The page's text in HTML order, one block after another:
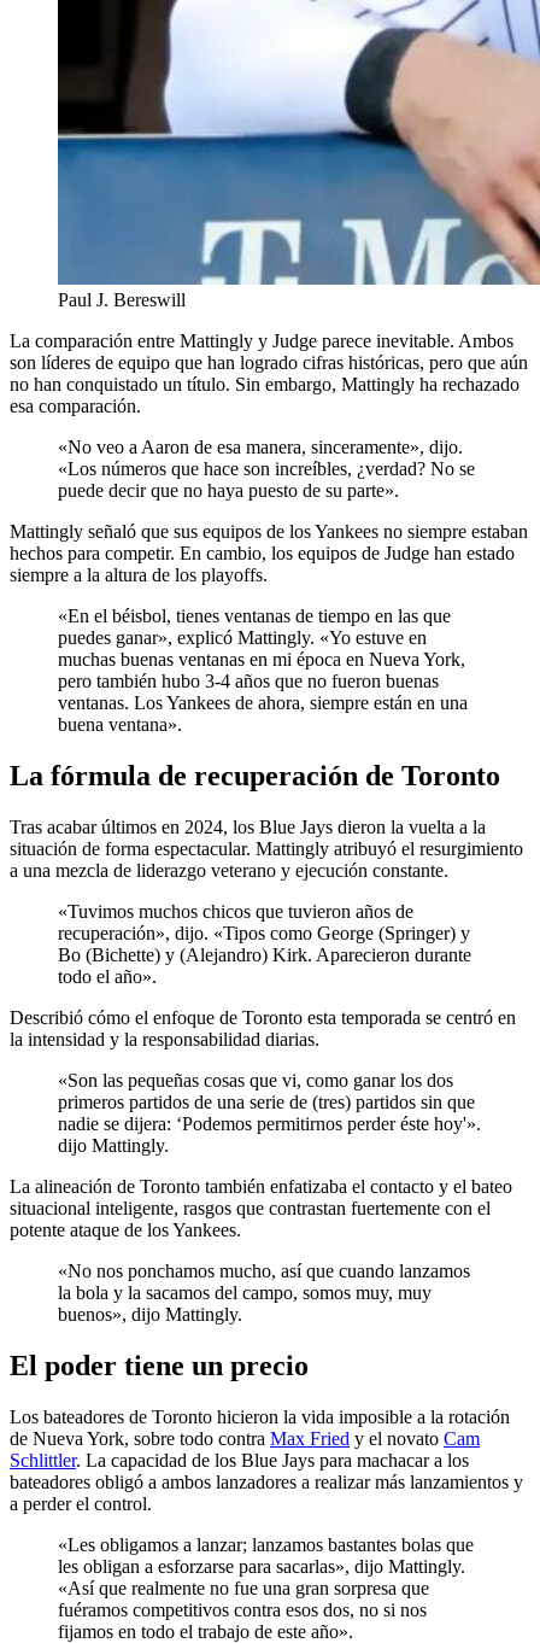
Paul J. Bereswill
La comparación entre Mattingly y Judge parece inevitable. Ambos
son líderes de equipo que han logrado cifras históricas, pero que aún
no han conquistado un título. Sin embargo, Mattingly ha rechazado
esa comparación.
«No veo a Aaron de esa manera, sinceramente», dijo.
«Los números que hace son increíbles, ¿verdad? No se
puede decir que no haya puesto de su parte».
Mattingly señaló que sus equipos de los Yankees no siempre estaban
hechos para competir. En cambio, los equipos de Judge han estado
siempre a la altura de los playoffs.
«En el béisbol, tienes ventanas de tiempo en las que
puedes ganar», explicó Mattingly. «Yo estuve en
muchas buenas ventanas en mi época en Nueva York,
pero también hubo 3-4 años que no fueron buenas
ventanas. Los Yankees de ahora, siempre están en una
buena ventana».
La fórmula de recuperación de Toronto
Tras acabar últimos en 2024, los Blue Jays dieron la vuelta a la
situación de forma espectacular. Mattingly atribuyó el resurgimiento
a una mezcla de liderazgo veterano y ejecución constante.
«Tuvimos muchos chicos que tuvieron años de
recuperación», dijo. «Tipos como George (Springer) y
Bo (Bichette) y (Alejandro) Kirk. Aparecieron durante
todo el año».
Describió cómo el enfoque de Toronto esta temporada se centró en
la intensidad y la responsabilidad diarias.
«Son las pequeñas cosas que vi, como ganar los dos
primeros partidos de una serie de (tres) partidos sin que
nadie se dijera: ‘Podemos permitirnos perder éste hoy'».
dijo Mattingly.
La alineación de Toronto también enfatizaba el contacto y el bateo
situacional inteligente, rasgos que contrastan fuertemente con el
potente ataque de los Yankees.
«No nos ponchamos mucho, así que cuando lanzamos
la bola y la sacamos del campo, somos muy, muy
buenos», dijo Mattingly.
El poder tiene un precio
Los bateadores de Toronto hicieron la vida imposible a la rotación
de Nueva York, sobre todo contra Max Fried y el novato Cam
Schlittler. La capacidad de los Blue Jays para machacar a los
bateadores obligó a ambos lanzadores a realizar más lanzamientos y
a perder el control.
«Les obligamos a lanzar; lanzamos bastantes bolas que
les obligan a esforzarse para sacarlas», dijo Mattingly.
«Así que realmente no fue una gran sorpresa que
fuéramos competitivos contra esos dos, no si nos
fijamos en todo el trabajo de este año».